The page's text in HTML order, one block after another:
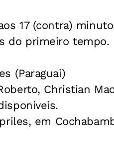
17 (contra)
do primeiro
(Paraguai)
Christian
em